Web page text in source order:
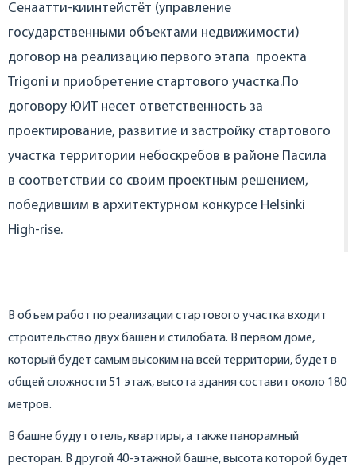
Сенаатти-киинтейстёт (управление
государственными объектами недвижимости)
договор на реализацию первого этапа проекта
Trigoni и приобретение стартового участка.По
договору ЮИТ несет ответственность за
проектирование, развитие и застройку стартового
участка территории небоскребов в районе Пасила
в соответствии со своим проектным решением,
победившим в архитектурном конкурсе Helsinki
High-rise.
В объем работ по реализации стартового участка входит
строительство двух башен и стилобата. В первом доме,
который будет самым высоким на всей территории, будет в
общей сложности 51 этаж, высота здания составит около 180
метров.
В башне будут отель, квартиры, а также панорамный
ресторан. В другой 40-этажной башне, высота которой будет